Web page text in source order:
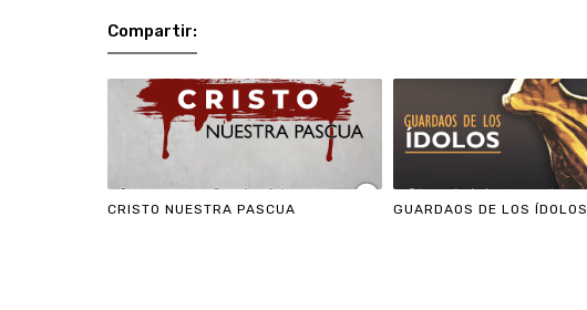
Compartir:
CRISTO NUESTRA PASCUA GUARDAOS DE LOS ÍDOLOS